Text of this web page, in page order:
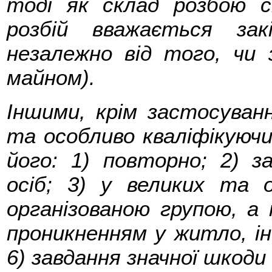
розбій вважається
незалежно від того, чи
майном).
Іншими, крім
та особливо
його: 1) повторно; 2)
осіб; 3) у великих та
організованою групою,
проникненням у житло,
6) завдання значної